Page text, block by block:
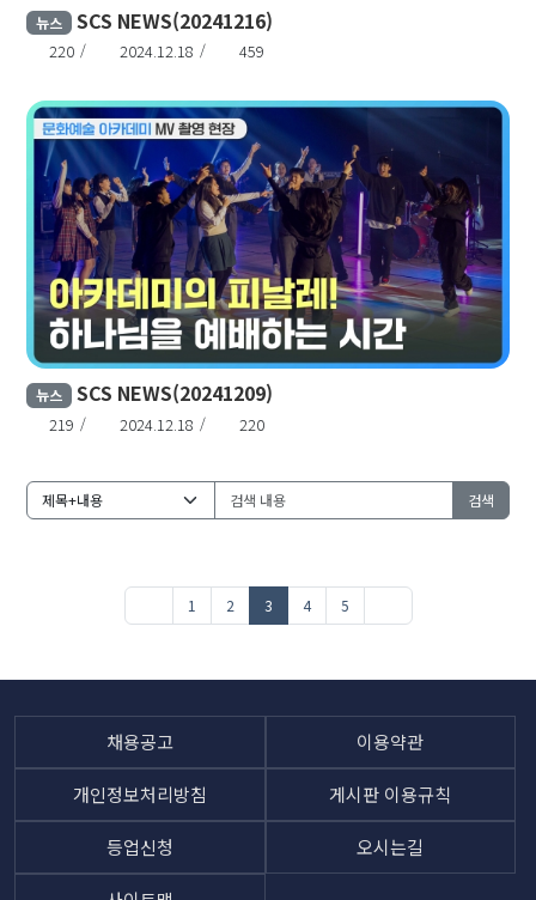
뉴스 SCS NEWS(20241216)
220 2024.12.18 459
뉴스 SCS NEWS(20241209)
219 2024.12.18 220
검색
1 2 3 4 5
채용공고 이용약관
개인정보처리방침 게시판 이용규칙
등업신청 오시는길